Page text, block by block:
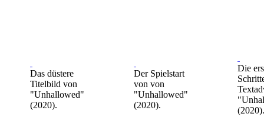
Das düstere
Titelbild von
"Unhallowed"
(2020).
Der Spielstart
von von
"Unhallowed"
(2020).
Die
(2020).